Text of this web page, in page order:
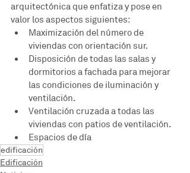
arquitectónica que enfatiza y pose en
valor los aspectos siguientes:
Maximización del número de
viviendas con orientación sur.
Disposición de todas las salas y
dormitorios a fachada para mejorar
las condiciones de iluminación y
ventilación.
Ventilación cruzada a todas las
viviendas con patios de ventilación.
Espacios de día
edificación
Edificación